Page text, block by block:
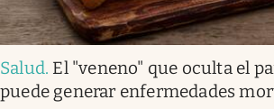
Salud. El "veneno" que oculta el
puede generar enfermedades